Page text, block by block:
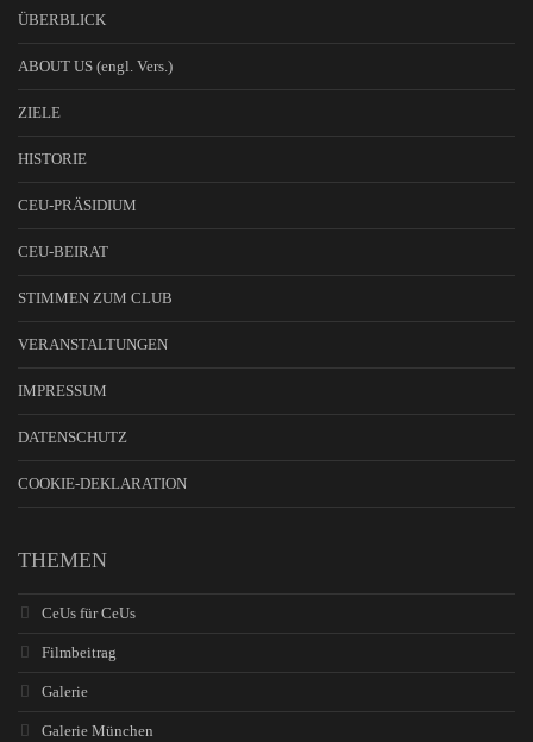
ÜBERBLICK
ABOUT US (engl. Vers.)
ZIELE
HISTORIE
CEU-PRÄSIDIUM
CEU-BEIRAT
STIMMEN ZUM CLUB
VERANSTALTUNGEN
IMPRESSUM
DATENSCHUTZ
COOKIE-DEKLARATION
THEMEN
CeUs für CeUs
Filmbeitrag
Galerie
Galerie München